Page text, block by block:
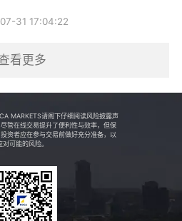
是指在这些交易过程中，投
，成功实现盈利。
策略是必不可少的。以下是几
需要关注贵金属市场的动态，
、货币政策等因素，这些都会
31 17:04:22
看更多
MARKETS请阁下仔细阅读风险披露声
管在线交易提升了便利性与效率，但保
资者应在参与交易前做好充分准备，以
对可能的风险。